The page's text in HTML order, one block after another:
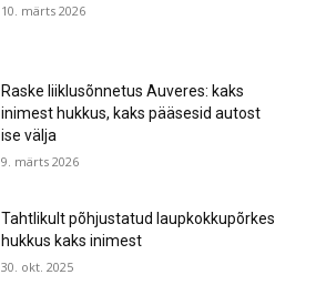
10. märts 2026
Raske liiklusõnnetus Auveres: kaks
inimest hukkus, kaks pääsesid autost
ise välja
9. märts 2026
Tahtlikult põhjustatud laupkokkupõrkes
hukkus kaks inimest
30. okt. 2025